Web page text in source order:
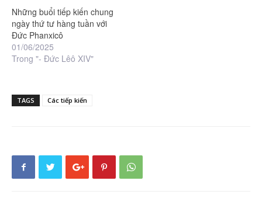
Những buổi tiếp kiến chung
ngày thứ tư hàng tuần với
Đức Phanxicô
01/06/2025
Trong "- Đức Lêô XIV"
TAGS Các tiếp kiến